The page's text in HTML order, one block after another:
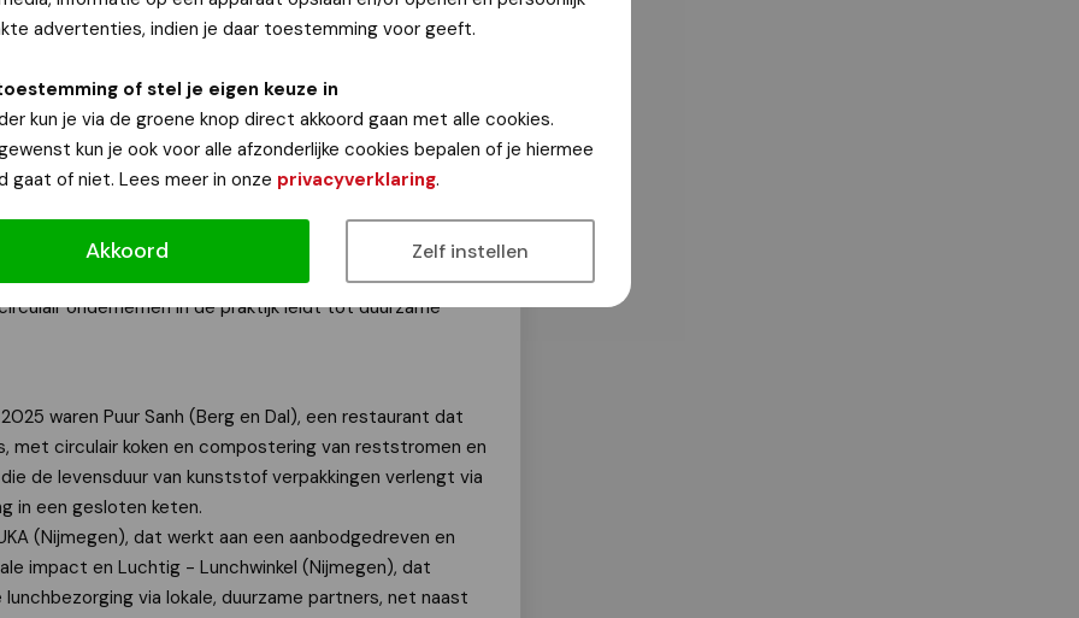
advertenties, indien je daar toestemming voor geeft.
of stel je eigen keuze in
kun je via de groene knop direct akkoord gaan met alle cookies.
kun je ook voor alle afzonderlijke cookies bepalen of je hiermee
gaat of niet. Lees meer in onze privacyverklaring.
Akkoord Zelf instellen
2025 is Stekerbaas, een innovatieve speler binnen de
richt zich op het hergebruik van elektrotechnische
en verlichting. Deze onderdelen worden zorgvuldig
ingezet bij nieuwe projecten.
70% van het materiaal direct hergebruikt, 25% wordt
5% hoeft daadwerkelijk te worden gerecycled. Met
oplossingen en een duidelijke positionering op de
ondernemen in de praktijk leidt tot duurzame
waren Puur Sanh (Berg en Dal), een restaurant dat
met circulair koken en compostering van reststromen en
de levensduur van kunststof verpakkingen verlengt via
in een gesloten keten.
(Nijmegen), dat werkt aan een aanbodgedreven en
impact en Luchtig - Lunchwinkel (Nijmegen), dat
via lokale, duurzame partners, net naast